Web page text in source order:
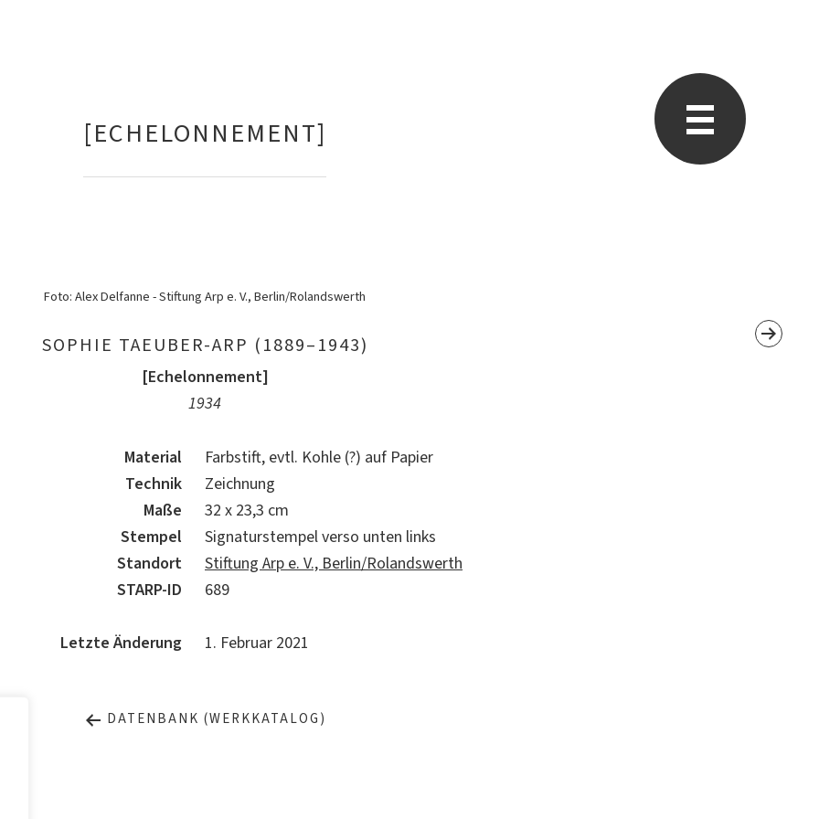
[ECHELONNEMENT]
Foto: Alex Delfanne - Stiftung Arp e. V., Berlin/Rolandswerth
SOPHIE TAEUBER-ARP (1889–1943)
[Echelonnement]
1934
Material
Farbstift, evtl. Kohle (?) auf Papier
Technik
Zeichnung
Maße
32 x 23,3 cm
Stempel
Signaturstempel verso unten links
Standort
Stiftung Arp e. V., Berlin/Rolandswerth
STARP-ID
689
Letzte Änderung 1. Februar 2021
DATENBANK (WERKKATALOG)